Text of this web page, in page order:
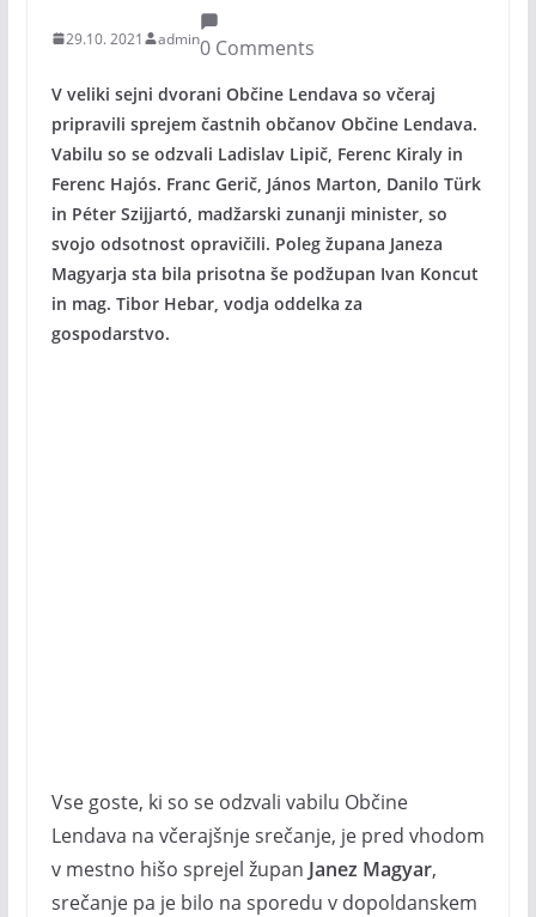
29.10. 2021 admin0 Comments
V veliki sejni dvorani Občine Lendava so včeraj
pripravili sprejem častnih občanov Občine Lendava.
Vabilu so se odzvali Ladislav Lipič, Ferenc Kiraly in
Ferenc Hajós. Franc Gerič, János Marton, Danilo Türk
in Péter Szijjartó, madžarski zunanji minister, so
svojo odsotnost opravičili. Poleg župana Janeza
Magyarja sta bila prisotna še podžupan Ivan Koncut
in mag. Tibor Hebar, vodja oddelka za
gospodarstvo.
Vse goste, ki so se odzvali vabilu Občine
Lendava na včerajšnje srečanje, je pred vhodom
v mestno hišo sprejel župan Janez Magyar,
srečanje pa je bilo na sporedu v dopoldanskem